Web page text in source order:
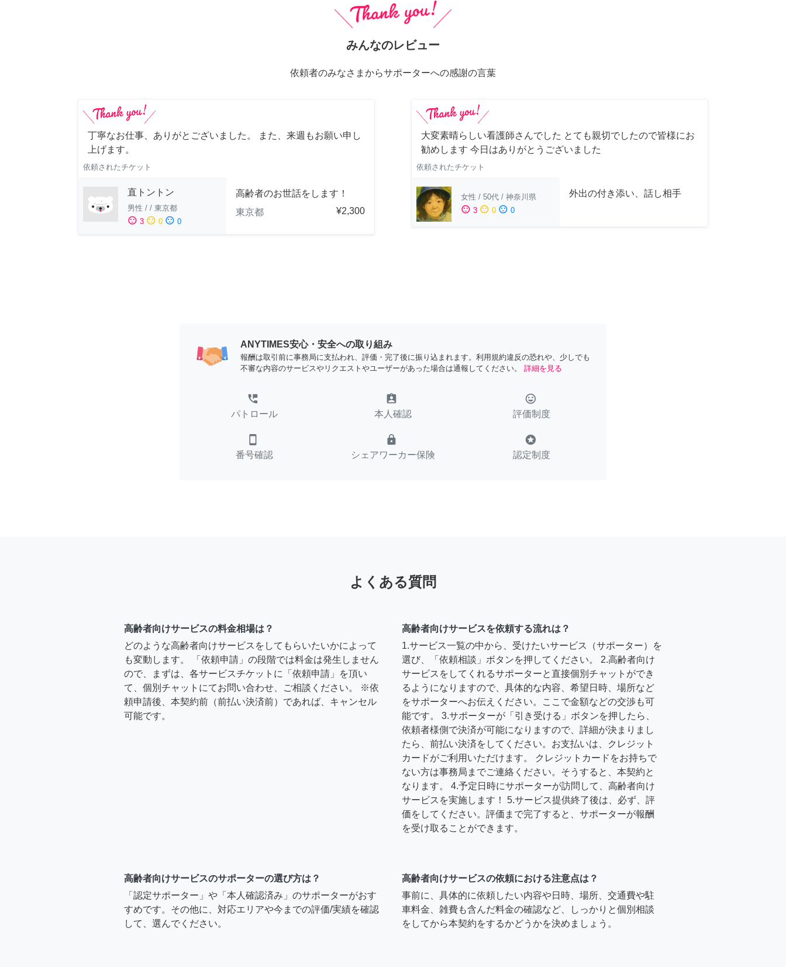
みんなのレビュー
依頼者のみなさまからサポーターへの感謝の言葉
丁寧なお仕事、ありがとございました。 また、来週もお願い申し
上げます。
依頼されたチケット
直トントン
男性 / / 東京都
sentiment_satisfied 3 sentiment_neutral 0 sentiment_dissatisfied 0
高齢者のお世話をします！
東京都
¥2,300
大変素晴らしい看護師さんでした とても親切でしたので皆様にお
勧めします 今日はありがとうございました
依頼されたチケット
女性 / 50代 / 神奈川県
sentiment_satisfied 3 sentiment_neutral 0 sentiment_dissatisfied 0
外出の付き添い、話し相手
ANYTIMES安心・安全への取り組み
報酬は取引前に事務局に支払われ、評価・完了後に振り込まれます。利用規約違反の恐れや、少しでも
不審な内容のサービスやリクエストやユーザーがあった場合は通報してください。
詳細を見る
perm_phone_msg
パトロール
assignment_ind
本人確認
tag_faces
評価制度
smartphone
番号確認
lock
シェアワーカー保険
stars
認定制度
よくある質問
高齢者向けサービスの料金相場は？
どのような高齢者向けサービスをしてもらいたいかによって
も変動します。 「依頼申請」の段階では料金は発生しません
ので、まずは、各サービスチケットに「依頼申請」を頂い
て、個別チャットにてお問い合わせ、ご相談ください。 ※依
頼申請後、本契約前（前払い決済前）であれば、キャンセル
可能です。
高齢者向けサービスを依頼する流れは？
1.サービス一覧の中から、受けたいサービス（サポーター）を
選び、「依頼相談」ボタンを押してください。 2.高齢者向け
サービスをしてくれるサポーターと直接個別チャットができ
るようになりますので、具体的な内容、希望日時、場所など
をサポーターへお伝えください。ここで金額などの交渉も可
能です。 3.サポーターが「引き受ける」ボタンを押したら、
依頼者様側で決済が可能になりますので、詳細が決まりまし
たら、前払い決済をしてください。お支払いは、クレジット
カードがご利用いただけます。 クレジットカードをお持ちで
ない方は事務局までご連絡ください。そうすると、本契約と
なります。 4.予定日時にサポーターが訪問して、高齢者向け
サービスを実施します！ 5.サービス提供終了後は、必ず、評
価をしてください。評価まで完了すると、サポーターが報酬
を受け取ることができます。
高齢者向けサービスのサポーターの選び方は？
「認定サポーター」や「本人確認済み」のサポーターがおす
すめです。その他に、対応エリアや今までの評価/実績を確認
して、選んでください。
高齢者向けサービスの依頼における注意点は？
事前に、具体的に依頼したい内容や日時、場所、交通費や駐
車料金、雑費も含んだ料金の確認など、しっかりと個別相談
をしてから本契約をするかどうかを決めましょう。